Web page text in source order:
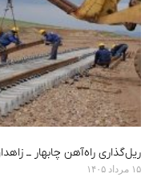
ریل‌گذاری راه‌آهن چابهار ــ
۱۵ مرداد ۱۴۰۵